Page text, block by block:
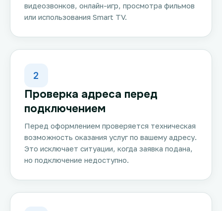
видеозвонков, онлайн-игр, просмотра фильмов
или использования Smart TV.
2
Проверка адреса перед
подключением
Перед оформлением проверяется техническая
возможность оказания услуг по вашему адресу.
Это исключает ситуации, когда заявка подана,
но подключение недоступно.